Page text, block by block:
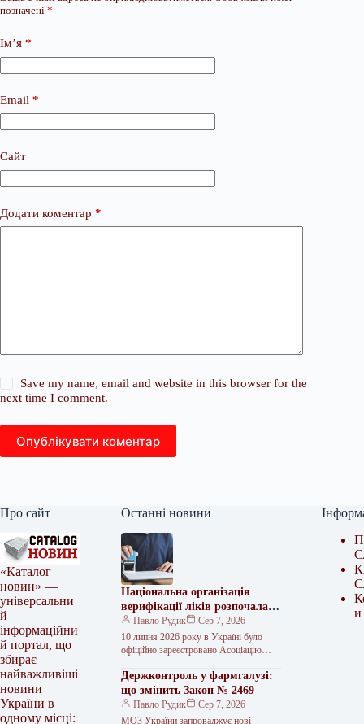
позначені *
Ім’я *
Email *
Сайт
Додати коментар *
Save my name, email and website in this browser for the
next time I comment.
Опублікувати коментар
Про сайт
«Каталог
новин» —
універсальни
й
інформаційни
й портал, що
збирає
найважливіші
новини
України в
одному місці:
Останні новини
Національна організація
верифікації ліків розпочала
роботу в Україні
Павло Рудик
Сер 7, 2026
10 липня 2026 року в Україні було
офіційно зареєстровано Асоціацію
лікарських засобів» (НОВЛЗ). Цей
крок знаменує…
Держконтроль у фармгалузі:
що змінить Закон № 2469
Павло Рудик
Сер 7, 2026
МОЗ України запроваджує нові
и